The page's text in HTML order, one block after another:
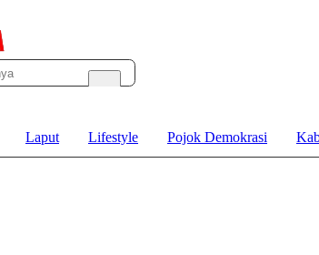
Laput Lifestyle Pojok Demokrasi